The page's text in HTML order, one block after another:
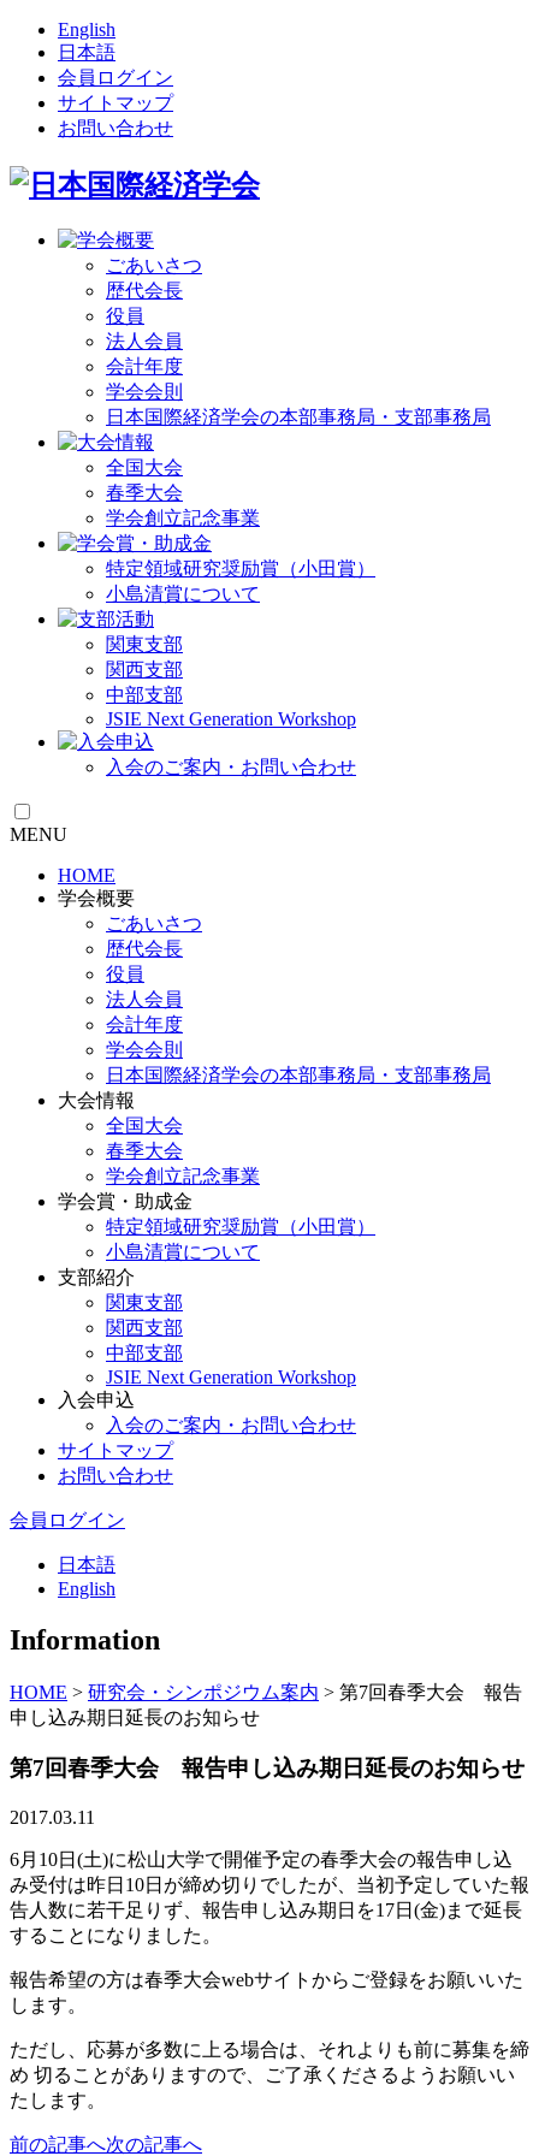
English
日本語
会員ログイン
サイトマップ
お問い合わせ
ごあいさつ
歴代会長
役員
法人会員
会計年度
学会会則
日本国際経済学会の本部事務局・支部事務局
全国大会
春季大会
学会創立記念事業
特定領域研究奨励賞（小田賞）
小島清賞について
関東支部
関西支部
中部支部
JSIE Next Generation Workshop
入会のご案内・お問い合わせ
MENU
HOME
学会概要
ごあいさつ
歴代会長
役員
法人会員
会計年度
学会会則
日本国際経済学会の本部事務局・支部事務局
大会情報
全国大会
春季大会
学会創立記念事業
学会賞・助成金
特定領域研究奨励賞（小田賞）
小島清賞について
支部紹介
関東支部
関西支部
中部支部
JSIE Next Generation Workshop
入会申込
入会のご案内・お問い合わせ
サイトマップ
お問い合わせ
会員ログイン
日本語
English
Information
HOME > 研究会・シンポジウム案内 > 第7回春季大会 報告
申し込み期日延長のお知らせ
第7回春季大会 報告申し込み期日延長のお知らせ
2017.03.11
6月10日(土)に松山大学で開催予定の春季大会の報告申し込
み受付は昨日10日が締め切りでしたが、当初予定していた報
告人数に若干足りず、報告申し込み期日を17日(金)まで延長
することになりました。
報告希望の方は春季大会webサイトからご登録をお願いいた
します。
ただし、応募が多数に上る場合は、それよりも前に募集を締
め 切ることがありますので、ご了承くださるようお願いい
たします。
前の記事へ次の記事へ